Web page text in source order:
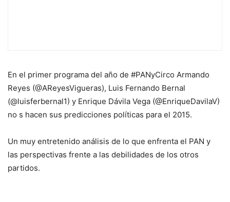
En el primer programa del año de #PANyCirco Armando
Reyes (@AReyesVigueras), Luis Fernando Bernal
(@luisferbernal1) y Enrique Dávila Vega (@EnriqueDavilaV)
no s hacen sus predicciones políticas para el 2015.
Un muy entretenido análisis de lo que enfrenta el PAN y
las perspectivas frente a las debilidades de los otros
partidos.